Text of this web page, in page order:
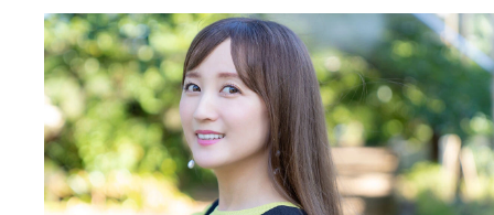
～2020―』撮影／熊谷貫 価格／1980円（税込）
／栗山秀作 価格／2037円（税込）